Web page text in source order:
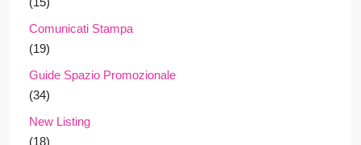
Comunicati Stampa
(19)
Guide Spazio Promozionale
(34)
New Listing
(18)